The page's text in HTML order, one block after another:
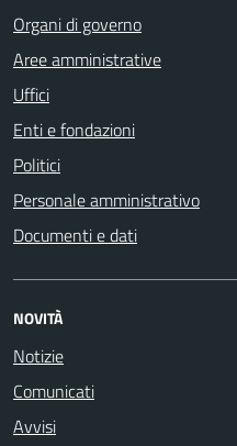
Organi di governo
Aree amministrative
Uffici
Enti e fondazioni
Politici
Personale amministrativo
Documenti e dati
NOVITÀ
Notizie
Comunicati
Avvisi